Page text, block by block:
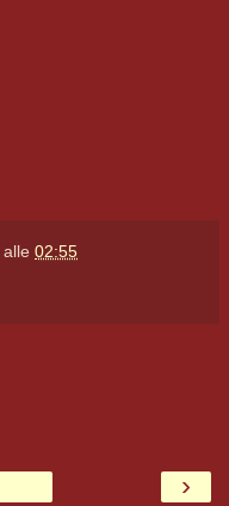
alle 02:55
›